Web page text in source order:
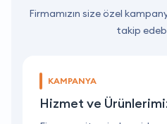
Firmamızın size özel
takip
KAMPANYA
Hizmet ve